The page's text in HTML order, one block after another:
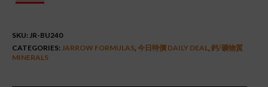
SKU:JR-BU240
CATEGORIES:JARROW FORMULAS, 今日特價 DAILY DEAL, 鈣/礦物質
MINERALS